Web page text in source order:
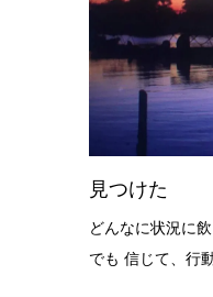
見つけた
どんなに状況に
でも 信じて、行